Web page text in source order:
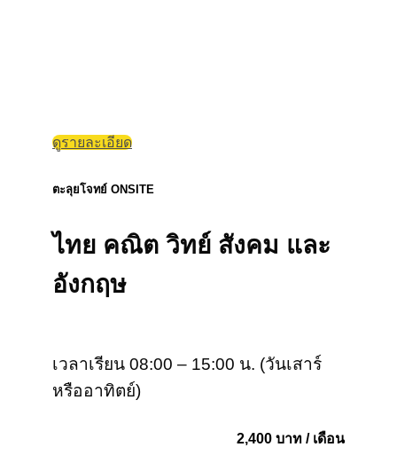
ดูรายละเอียด
ตะลุยโจทย์ ONSITE
ไทย คณิต วิทย์ สังคม และ
อังกฤษ
เวลาเรียน 08:00 – 15:00 น. (วันเสาร์
หรืออาทิตย์)
2,400 บาท / เดือน